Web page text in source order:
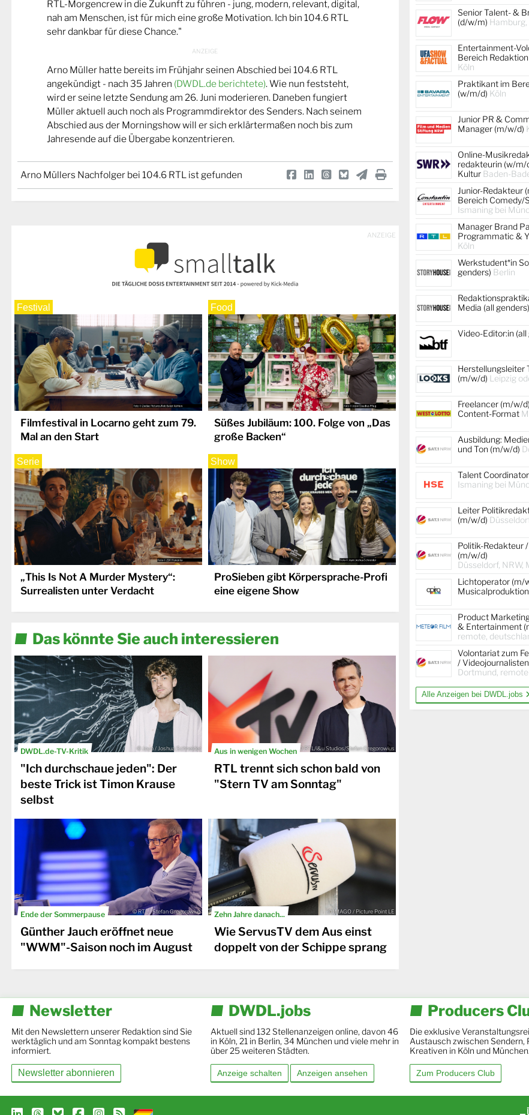
RTL-Morgencrew in die Zukunft zu führen - jung, modern, relevant, digital,
nah am Menschen, ist für mich eine große Motivation. Ich bin 104.6 RTL
sehr dankbar für diese Chance."
Arno Müller hatte bereits im Frühjahr seinen Abschied bei 104.6 RTL
angekündigt - nach 35 Jahren (DWDL.de berichtete). Wie nun feststeht,
wird er seine letzte Sendung am 26. Juni moderieren. Daneben fungiert
Müller aktuell auch noch als Programmdirektor des Senders. Nach seinem
Abschied aus der Morningshow will er sich erklärtermaßen noch bis zum
Jahresende auf die Übergabe konzentrieren.
Arno Müllers Nachfolger bei 104.6 RTL ist gefunden
ANZEIGE
Festival
Filmfestival in Locarno geht zum 79.
Mal an den Start
Food
Süßes Jubiläum: 100. Folge von „Das
große Backen“
Serie
„This Is Not A Murder Mystery“:
Surrealisten unter Verdacht
Show
ProSieben gibt Körpersprache-Profi
eine eigene Show
Das könnte Sie auch interessieren
DWDL.de-TV-Kritik © Joyn / Joshua Schneider
"Ich durchschaue jeden": Der
beste Trick ist Timon Krause
selbst
Aus in wenigen Wochen © RTL/i&u Studios/Stefan Gregorowius
RTL trennt sich schon bald von
"Stern TV am Sonntag"
Ende der Sommerpause © RTL / Stefan Gregorowius
Günther Jauch eröffnet neue
"WWM"-Saison noch im August
Zehn Jahre danach... © IMAGO / Picture Point LE
Wie ServusTV dem Aus einst
doppelt von der Schippe sprang
Senior Talent- &
(d/w/m)
Entertainment-
Bereich
Köln
Praktikant im
(w/m/d) Köln
Junior PR &
Manager (m/w/d)
Online-
redakteurin (w/m/
Kultur Baden-
Junior-Redakteur
Bereich Comedy/
Ismaning bei
Manager Brand
Programmatic &
Köln
Werkstudent*in
genders) Berlin
Media (all genders)
Video-Editor:in (all
Herstellungsleiter
(m/w/d) Leipzig
Freelancer (m/w/
Content-Format
Ausbildung:
und Ton (m/w/d)
Talent
Ismaning bei
Leiter
(m/w/d)
Politik-Redakteur
(m/w/d)
Düsseldorf, NRW,
Lichtoperator (m/
Musicalproduktion
Product
& Entertainment
remote,
Volontariat zum
/
Dortmund, remote
Alle Anzeigen bei DWDL.jobs
Newsletter
Mit den Newslettern unserer Redaktion sind Sie
werktäglich und am Sonntag kompakt bestens
informiert.
Newsletter abonnieren
DWDL.jobs
Aktuell sind 132 Stellenanzeigen online, davon 46
in Köln, 21 in Berlin, 34 München und viele mehr in
über 25 weiteren Städten.
Anzeige schalten Anzeigen ansehen
Producers
Die exklusive
Austausch zwischen Sendern,
Kreativen in Köln und München.
Zum Producers Club